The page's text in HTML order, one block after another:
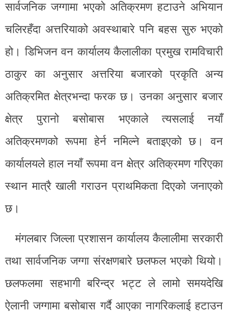
सार्वजनिक जग्गामा भएको अतिक्रमण हटाउने अभियान
चलिरहँदा अत्तरियाको अवस्थाबारे पनि बहस सुरु भएको
हो। डिभिजन वन कार्यालय कैलालीका प्रमुख रामविचारी
ठाकुर का अनुसार अत्तरिया बजारको प्रकृति अन्य
अतिक्रमित क्षेत्रभन्दा फरक छ। उनका अनुसार बजार
क्षेत्र पुरानो बसोबास भएकाले त्यसलाई नयाँ
अतिक्रमणको रूपमा हेर्न नमिल्ने बताइएको छ। वन
कार्यालयले हाल नयाँ रूपमा वन क्षेत्र अतिक्रमण गरिएका
स्थान मात्रै खाली गराउन प्राथमिकता दिएको जनाएको
छ।
मंगलबार जिल्ला प्रशासन कार्यालय कैलालीमा सरकारी
तथा सार्वजनिक जग्गा संरक्षणबारे छलफल भएको थियो।
छलफलमा सहभागी बरिन्द्र भट्ट ले लामो समयदेखि
ऐलानी जग्गामा बसोबास गर्दै आएका नागरिकलाई हटाउन